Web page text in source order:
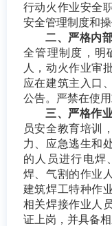
行动火作业安全
安全管理制度和
二、严格内
全管理制度，明
人，动火作业审
应在建筑主入口
公告。严禁在使
三、严格作
员安全教育培训
力、应急逃生和
的人员进行电焊
焊、气割的作业
建筑焊工特种作
相关焊接作业人
证上岗，并具备